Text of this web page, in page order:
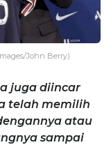
John Berry)
juga diincar
telah memilih
atau
sampai